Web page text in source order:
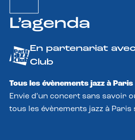
L’agenda
En partenariat
Club
Tous les évènements jazz à Paris
Envie d’un concert sans savoir
tous les évènements jazz à